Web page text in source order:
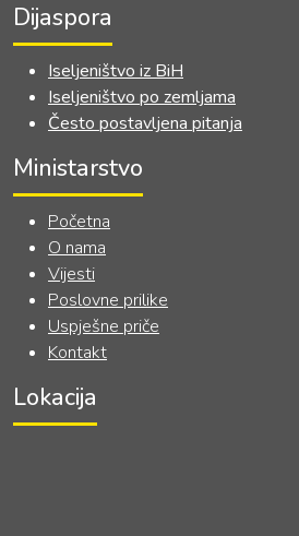
Dijaspora
Iseljeništvo iz BiH
Iseljeništvo po zemljama
Često postavljena pitanja
Ministarstvo
Početna
O nama
Vijesti
Poslovne prilike
Uspješne priče
Kontakt
Lokacija